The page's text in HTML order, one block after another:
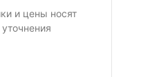
и цены носят